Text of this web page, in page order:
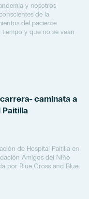
y nosotros
de la
del paciente
y que no se vean
caminata a
Paitilla
de Hospital Paitilla en
Amigos del Niño
por Blue Cross and Blue